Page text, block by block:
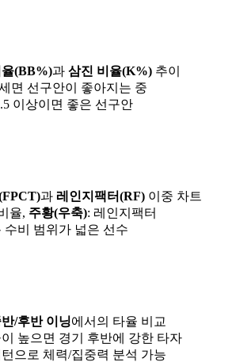
(BB%)과 삼진 비율(K%) 추이
면 선구안이 좋아지는 중
이상이면 좋은 선구안
과 레인지팩터(RF) 이중 차트
율, 주황(우축): 레인지팩터
수비 범위가 넓은 선수
/후반 이닝에서의 타율 비교
높으면 경기 후반에 강한 타자
으로 체력/집중력 분석 가능